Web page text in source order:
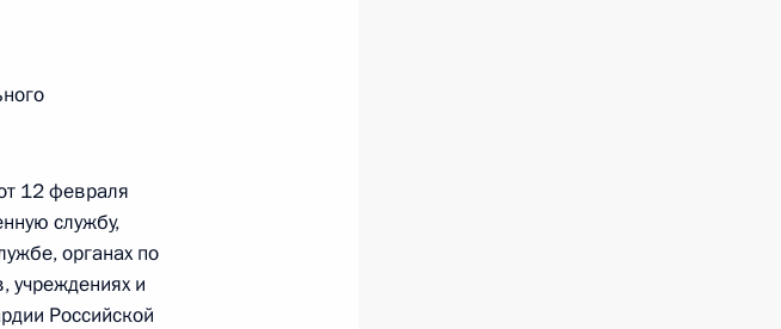
металлами,
12 февраля
службу,
органах по
учреждениях и
Российской